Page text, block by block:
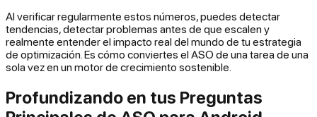
Al verificar regularmente estos números, puedes detectar
tendencias, detectar problemas antes de que escalen y
realmente entender el impacto real del mundo de tu estrategia
de optimización. Es cómo conviertes el ASO de una tarea de una
sola vez en un motor de crecimiento sostenible.
Profundizando en tus Preguntas